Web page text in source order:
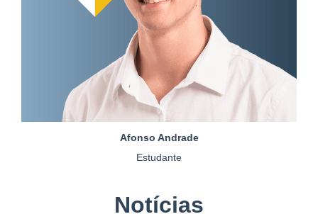
Afonso Andrade
Estudante
Notícias